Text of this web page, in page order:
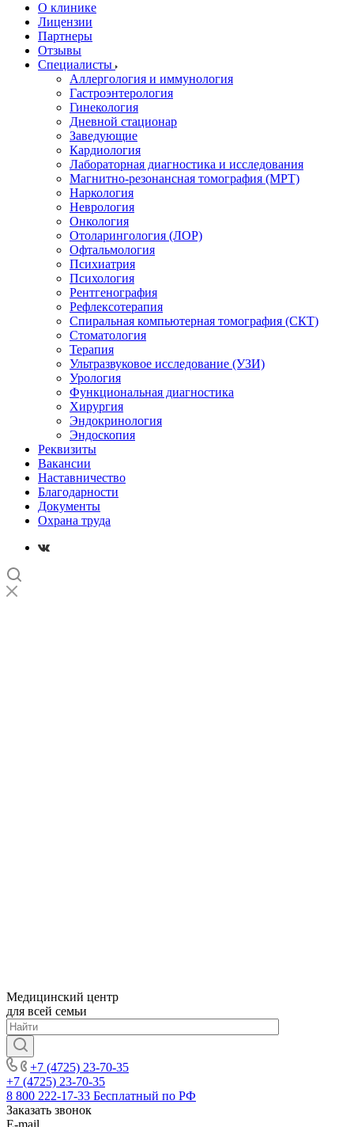
О клинике
Лицензии
Партнеры
Отзывы
Специалисты
Аллергология и иммунология
Гастроэнтерология
Гинекология
Дневной стационар
Заведующие
Кардиология
Лабораторная диагностика и исследования
Магнитно-резонансная томография (МРТ)
Наркология
Неврология
Онкология
Отоларингология (ЛОР)
Офтальмология
Психиатрия
Психология
Рентгенография
Рефлексотерапия
Спиральная компьютерная томография (СКТ)
Стоматология
Терапия
Ультразвуковое исследование (УЗИ)
Урология
Функциональная диагностика
Хирургия
Эндокринология
Эндоскопия
Реквизиты
Вакансии
Наставничество
Благодарности
Документы
Охрана труда
Медицинский центр
для всей семьи
+7 (4725) 23-70-35
+7 (4725) 23-70-35
8 800 222-17-33 Бесплатный по РФ
Заказать звонок
E-mail